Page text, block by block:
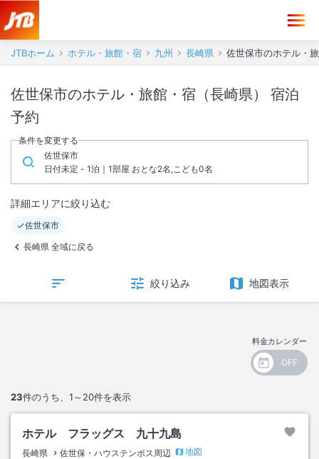
JTBホーム ホテル・旅館・宿 九州 長崎県 佐世保市のホテル・
佐世保市のホテル・旅館・宿（長崎県） 宿泊
予約
条件を変更する
佐世保市
日付未定 - 1泊｜1部屋 おとな2名,こども0名
詳細エリアに絞り込む
佐世保市
長崎県 全域に戻る
絞り込み 地図表示
料金カレンダー
23件のうち、 1～20件を表示
ホテル フラッグス 九十九島
長崎県 佐世保・ハウステンボス周辺
地図